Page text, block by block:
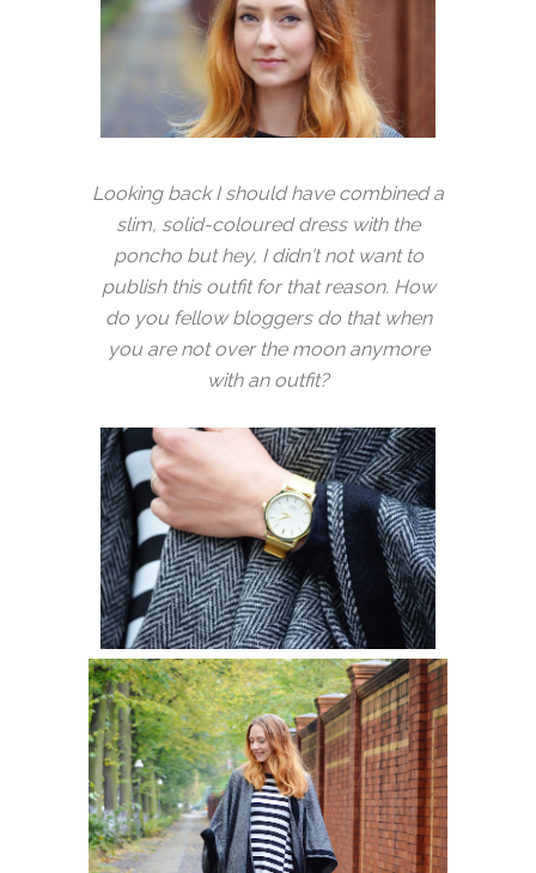
Looking back I should have combined a
slim, solid-coloured dress with the
poncho but hey, I didn't not want to
publish this outfit for that reason. How
do you fellow bloggers do that when
you are not over the moon anymore
with an outfit?